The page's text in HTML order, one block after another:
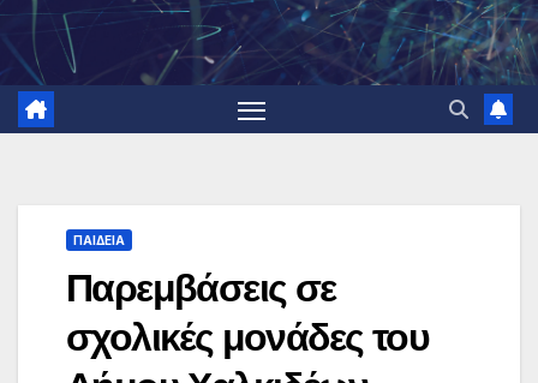
ΠΑΙΔΕΙΑ
Παρεμβάσεις σε
σχολικές μονάδες του